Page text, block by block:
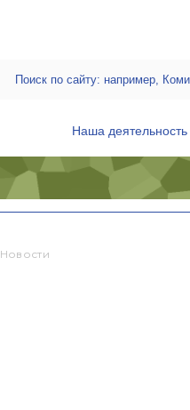
Наша деятельность
Новости